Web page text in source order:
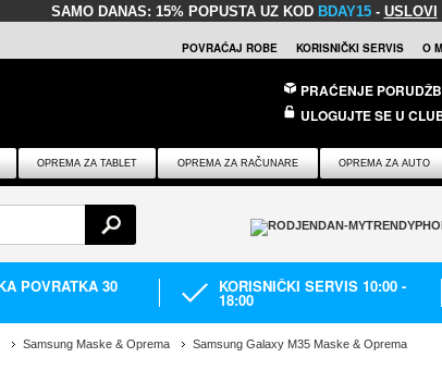
SAMO DANAS: 15% POPUSTA UZ KOD BDAY15 - USLOVI
POVRAĆAJ ROBE KORISNIČKI SERVIS O
PRAĆENJE
ULOGUJTE SE U
OPREMA ZA TABLET OPREMA ZA RAČUNARE OPREMA ZA AUTO
POVRATKA 30 KORISNIČKI SERVIS 10:00 -
18:00
Samsung Maske & Oprema Samsung Galaxy M35 Maske & Oprema